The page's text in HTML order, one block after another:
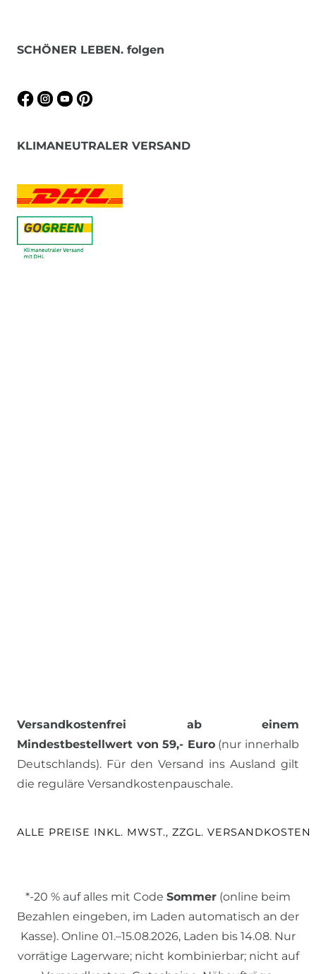
SCHÖNER LEBEN. folgen
KLIMANEUTRALER VERSAND
Versandkostenfrei ab einem
Mindestbestellwert von 59,- Euro(nur innerhalb
Deutschlands). Für den Versand ins Ausland gilt
die reguläre Versandkostenpauschale.
ALLE PREISE INKL. MWST., ZZGL. VERSANDKOSTEN
*-20 % auf alles mit Code Sommer (online beim
Bezahlen eingeben, im Laden automatisch an der
Kasse). Online 01.–15.08.2026, Laden bis 14.08. Nur
vorrätige Lagerware; nicht kombinierbar; nicht auf